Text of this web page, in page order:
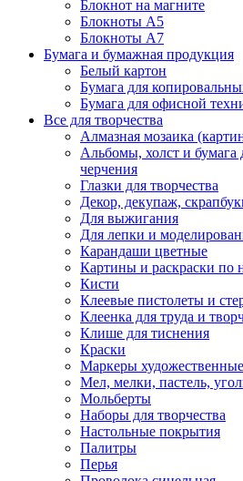
Блокнот на магните
Блокноты А5
Блокноты А7
Бумага и бумажная продукция
Белый картон
Бумага для
Бумага для офисной
Все для творчества
Алмазная мозаика
Альбомы, холст и бумага
черчения
Глазки для творчества
Декор, декупаж,
Для выжигания
Для лепки и
Карандаши цветные
Картины и раскраски по
Кисти
Клеевые пистолеты и
Клеенка для труда и
Клише для тиснения
Краски
Маркеры художественные
Мел, мелки, пастель,
Мольберты
Наборы для творчества
Настольные покрытия
Палитры
Перья